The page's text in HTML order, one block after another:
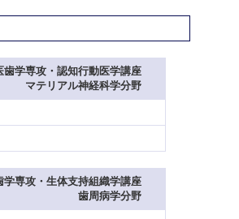
学専攻・認知行動医学講座
マテリアル神経科学分野
専攻・生体支持組織学講座
歯周病学分野